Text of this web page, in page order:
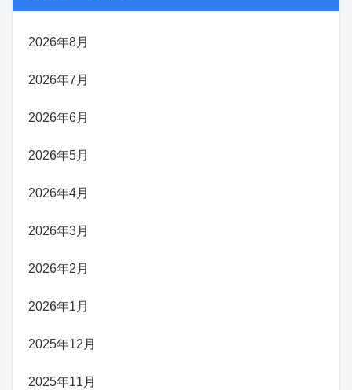
2026年8月
2026年7月
2026年6月
2026年5月
2026年4月
2026年3月
2026年2月
2026年1月
2025年12月
2025年11月